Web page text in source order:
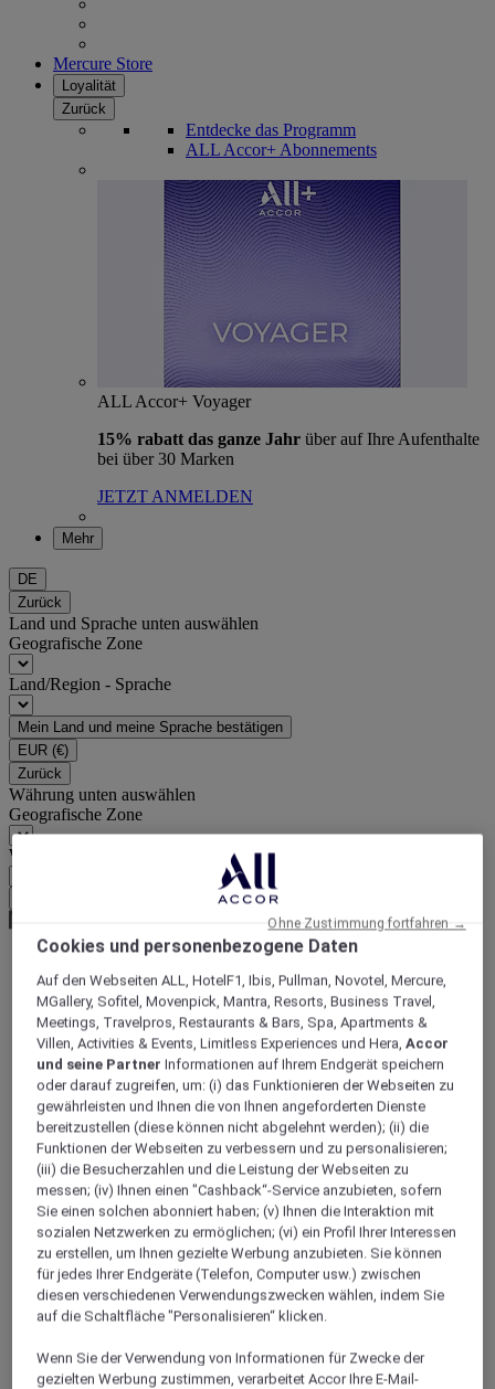
Mercure Store
Loyalität
Zurück
Entdecke das Programm
ALL Accor+ Abonnements
ALL Accor+ Voyager
15% rabatt das ganze Jahr über auf Ihre Aufenthalte
bei über 30 Marken
JETZT ANMELDEN
Mehr
DE
Zurück
Land und Sprache unten auswählen
Geografische Zone
Land/Region - Sprache
Mein Land und meine Sprache bestätigen
EUR (€)
Zurück
Währung unten auswählen
Geografische Zone
Währung
World
Europe
France
Rhone-Alps
ISERE
Chasse Sur Rhone
CHAPONNAY, Frankreich
Cookies und personenbezogene Daten
Auf den Webseiten ALL, HotelF1, Ibis, Pullman, Novotel, Mercure,
MGallery, Sofitel, Movenpick, Mantra, Resorts, Business Travel,
Meetings, Travelpros, Restaurants & Bars, Spa, Apartments &
Villen, Activities & Events, Limitless Experiences und Hera,Accor
und seine Partner Informationen auf Ihrem Endgerät speichern
oder darauf zugreifen, um: (i) das Funktionieren der Webseiten zu
gewährleisten und Ihnen die von Ihnen angeforderten Dienste
bereitzustellen (diese können nicht abgelehnt werden); (ii) die
Funktionen der Webseiten zu verbessern und zu personalisieren;
(iii) die Besucherzahlen und die Leistung der Webseiten zu
messen; (iv) Ihnen einen "Cashback“-Service anzubieten, sofern
Sie einen solchen abonniert haben; (v) Ihnen die Interaktion mit
sozialen Netzwerken zu ermöglichen; (vi) ein Profil Ihrer Interessen
zu erstellen, um Ihnen gezielte Werbung anzubieten. Sie können
für jedes Ihrer Endgeräte (Telefon, Computer usw.) zwischen
diesen verschiedenen Verwendungszwecken wählen, indem Sie
auf die Schaltfläche "Personalisieren“ klicken.
Wenn Sie der Verwendung von Informationen für Zwecke der
gezielten Werbung zustimmen, verarbeitet Accor Ihre E-Mail-
Ohne Zustimmung fortfahren →